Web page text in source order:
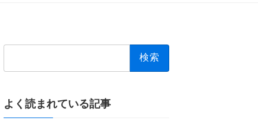
検
よく読まれている記事